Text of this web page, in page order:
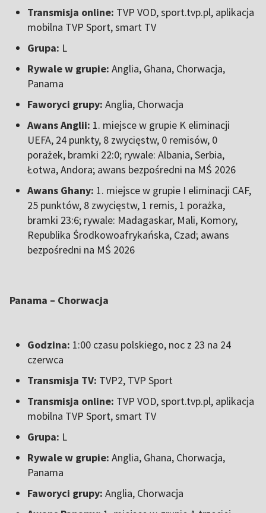
Transmisja online: TVP VOD, sport.tvp.pl, aplikacja
mobilna TVP Sport, smart TV
Grupa: L
Rywale w grupie: Anglia, Ghana, Chorwacja,
Panama
Faworyci grupy: Anglia, Chorwacja
Awans Anglii: 1. miejsce w grupie K eliminacji
UEFA, 24 punkty, 8 zwycięstw, 0 remisów, 0
porażek, bramki 22:0; rywale: Albania, Serbia,
Łotwa, Andora; awans bezpośredni na MŚ 2026
Awans Ghany: 1. miejsce w grupie I eliminacji CAF,
25 punktów, 8 zwycięstw, 1 remis, 1 porażka,
bramki 23:6; rywale: Madagaskar, Mali, Komory,
Republika Środkowoafrykańska, Czad; awans
bezpośredni na MŚ 2026
Panama – Chorwacja
Godzina: 1:00 czasu polskiego, noc z 23 na 24
czerwca
Transmisja TV: TVP2, TVP Sport
Transmisja online: TVP VOD, sport.tvp.pl, aplikacja
mobilna TVP Sport, smart TV
Grupa: L
Rywale w grupie: Anglia, Ghana, Chorwacja,
Panama
Faworyci grupy: Anglia, Chorwacja